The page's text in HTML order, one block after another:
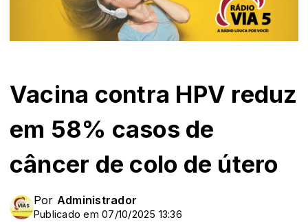
Vacina contra HPV reduz
em 58% casos de
câncer de colo de útero
Por Administrador
Publicado em 07/10/2025 13:36